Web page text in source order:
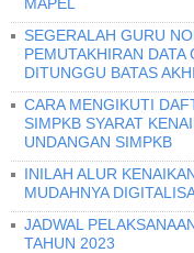
SEGERALAH GURU
PEMUTAKHIRAN DATA
DITUNGGU BATAS
CARA MENGIKUTI
SIMPKB SYARAT
UNDANGAN SIMPKB
INILAH ALUR
MUDAHNYA
JADWAL
TAHUN 2023